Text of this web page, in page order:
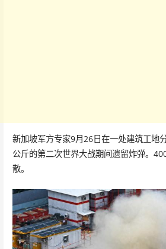
新加坡军方专家9月26日在一处建筑工地
公斤的第二次世界大战期间遗留炸弹。
散。